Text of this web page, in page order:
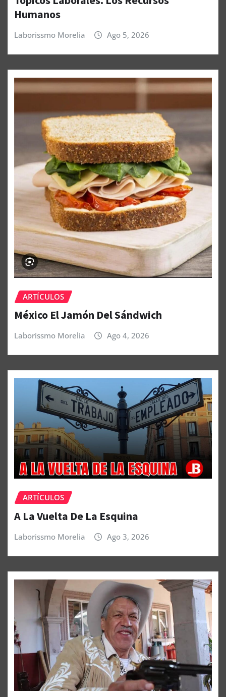
Humanos
Laborissmo Morelia Ago 5, 2026
ARTÍCULOS
México El Jamón Del Sándwich
Laborissmo Morelia Ago 4, 2026
ARTÍCULOS
A La Vuelta De La Esquina
Laborissmo Morelia Ago 3, 2026